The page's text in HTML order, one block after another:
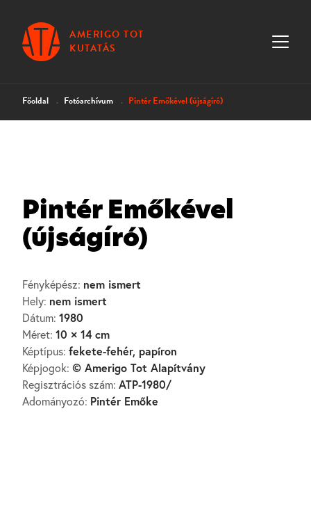
AMERIGO TOT
KUTATÁS
Főoldal Fotóarchívum Pintér Emőkével (újságíró)
Pintér Emőkével
(újságíró)
Fényképész: nem ismert
Hely: nem ismert
Dátum: 1980
Méret: 10 × 14 cm
Képtípus: fekete-fehér, papíron
Képjogok: © Amerigo Tot Alapítvány
Regisztrációs szám: ATP-1980/
Adományozó: Pintér Emőke